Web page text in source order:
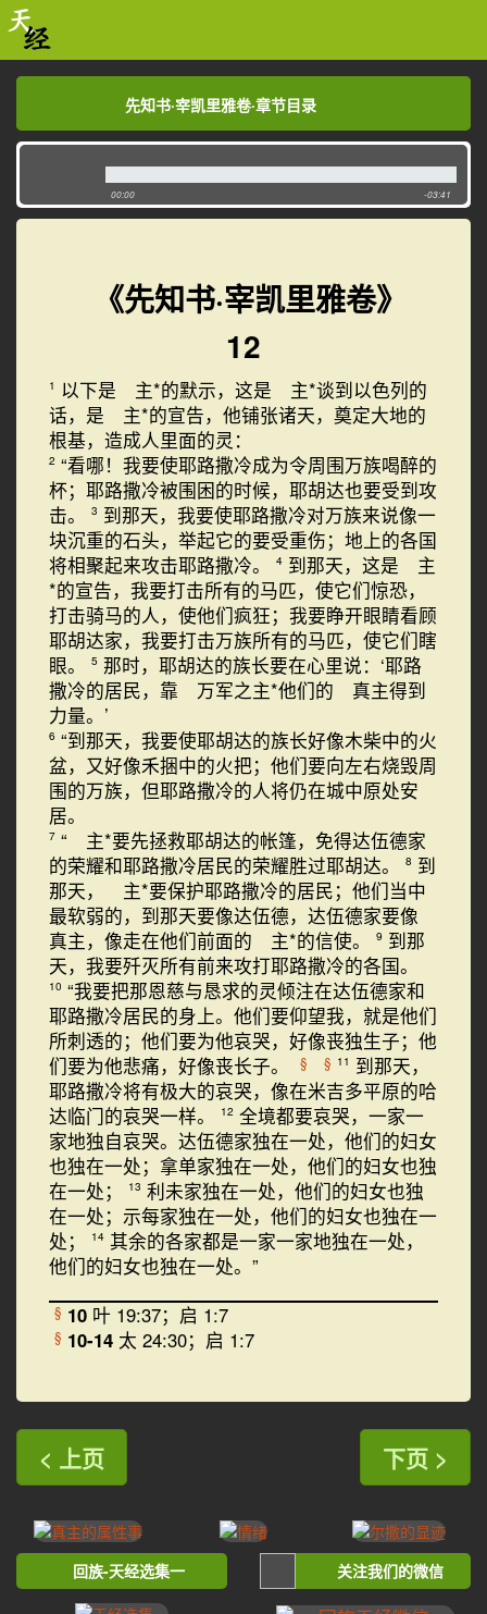
先知书·宰凯里雅卷·章节目录
先知书·宰凯里雅卷·章节目录
00:00 -03:41
《先知书·宰凯里雅卷》
12
1 以下是 主*的默示，这是 主*谈到以色列的
话，是 主*的宣告，他铺张诸天，奠定大地的
根基，造成人里面的灵：
2 “看哪！我要使耶路撒冷成为令周围万族喝醉的
杯；耶路撒冷被围困的时候，耶胡达也要受到攻
击。
3 到那天，我要使耶路撒冷对万族来说像一
块沉重的石头，举起它的要受重伤；地上的各国
将相聚起来攻击耶路撒冷。
4 到那天，这是 主
*的宣告，我要打击所有的马匹，使它们惊恐，
打击骑马的人，使他们疯狂；我要睁开眼睛看顾
耶胡达家，我要打击万族所有的马匹，使它们瞎
眼。
5 那时，耶胡达的族长要在心里说：‘耶路
撒冷的居民，靠 万军之主*他们的 真主得到
力量。’
6 “到那天，我要使耶胡达的族长好像木柴中的火
盆，又好像禾捆中的火把；他们要向左右烧毁周
围的万族，但耶路撒冷的人将仍在城中原处安
居。
7 “ 主*要先拯救耶胡达的帐篷，免得达伍德家
的荣耀和耶路撒冷居民的荣耀胜过耶胡达。
8 到
那天， 主*要保护耶路撒冷的居民；他们当中
最软弱的，到那天要像达伍德，达伍德家要像
真主，像走在他们前面的 主*的信使。
9 到那
天，我要歼灭所有前来攻打耶路撒冷的各国。
10 “我要把那恩慈与恳求的灵倾注在达伍德家和
耶路撒冷居民的身上。他们要仰望我，就是他们
所刺透的；他们要为他哀哭，好像丧独生子；他
们要为他悲痛，好像丧长子。
§ § 11 到那天，
耶路撒冷将有极大的哀哭，像在米吉多平原的哈
达临门的哀哭一样。
12 全境都要哀哭，一家一
家地独自哀哭。达伍德家独在一处，他们的妇女
也独在一处；拿单家独在一处，他们的妇女也独
在一处；
13 利未家独在一处，他们的妇女也独
在一处；示每家独在一处，他们的妇女也独在一
处；
14 其余的各家都是一家一家地独在一处，
他们的妇女也独在一处。”
§ 10 叶 19:37；启 1:7
§ 10-14 太 24:30；启 1:7
< 上页 下页 >
回族-天经选集一 关注我们的微信